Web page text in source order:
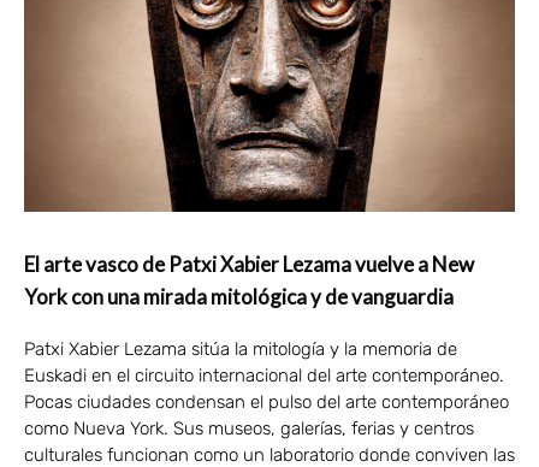
El arte vasco de Patxi Xabier Lezama vuelve a New
York con una mirada mitológica y de vanguardia
Patxi Xabier Lezama sitúa la mitología y la memoria de
Euskadi en el circuito internacional del arte contemporáneo.
Pocas ciudades condensan el pulso del arte contemporáneo
como Nueva York. Sus museos, galerías, ferias y centros
culturales funcionan como un laboratorio donde conviven las